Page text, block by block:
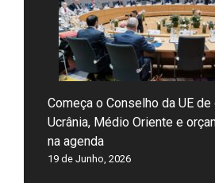
Começa o Conselho da UE
Ucrânia, Médio Oriente e
na agenda
19 de Junho, 2026